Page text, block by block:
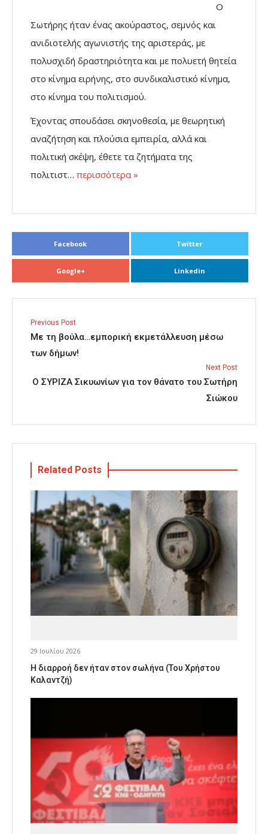
Ο
Σωτήρης ήταν ένας ακούραστος, σεμνός και
ανιδιοτελής αγωνιστής της αριστεράς, με
πολυσχιδή δραστηριότητα και με πολυετή θητεία
στο κίνημα ειρήνης, στο συνδικαλιστικό κίνημα,
στο κίνημα του πολιτισμού.
Έχοντας σπουδάσει σκηνοθεσία, με θεωρητική
αναζήτηση και πλούσια εμπειρία, αλλά και
πολιτική σκέψη, έθετε τα ζητήματα της
πολιτιστ… περισσότερα »
Facebook Twitter
Google+ Linkedin
Previous Post
Με τη βούλα…εμπορική εκμετάλλευση μέσω
των δήμων!
Next Post
Ο ΣΥΡΙΖΑ Σικυωνίων για τον θάνατο του Σωτήρη
Σιώκου
Related Posts
29 Ιουλίου 2026
Η διαρροή δεν ήταν στον σωλήνα (Του Χρήστου
Καλαντζή)